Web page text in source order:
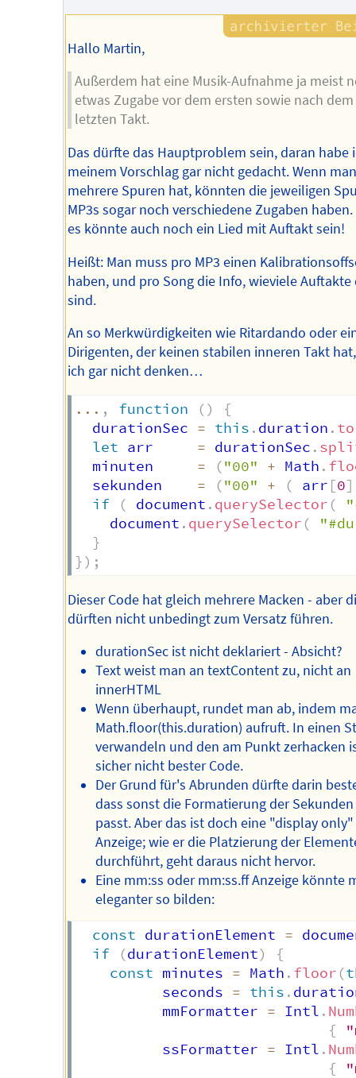
Hallo Martin,
Außerdem hat eine Musik-Aufnahme ja meist
etwas Zugabe vor dem ersten sowie nach dem
letzten Takt.
Das dürfte das Hauptproblem sein, daran habe
meinem Vorschlag gar nicht gedacht. Wenn man
mehrere Spuren hat, könnten die jeweiligen
MP3s sogar noch verschiedene Zugaben
es könnte auch noch ein Lied mit Auftakt sein!
Heißt: Man muss pro MP3 einen
haben, und pro Song die Info, wieviele Auftakte
sind.
An so Merkwürdigkeiten wie Ritardando oder
Dirigenten, der keinen stabilen inneren Takt
ich gar nicht denken…
... , function ()
{
  durationSec
= this . duration .
let arr = durationSec .
  minuten
= ("00" + Math .
  sekunden
= ("00" + ( arr [0]
if
( document . querySelector (
    document
. querySelector (
}
}) ;
Dieser Code hat gleich mehrere Macken - aber
dürften nicht unbedingt zum Versatz führen.
durationSec ist nicht deklariert - Absicht?
Text weist man an textContent zu, nicht an
innerHTML
Wenn überhaupt, rundet man ab, indem
Math.floor(this.duration) aufruft. In einen
verwandeln und den am Punkt zerhacken
sicher nicht bester Code.
Der Grund für's Abrunden dürfte darin
dass sonst die Formatierung der
passt. Aber das ist doch eine "display only"
Anzeige; wie er die Platzierung der
durchführt, geht daraus nicht hervor.
Eine mm:ss oder mm:ss.ff Anzeige könnte
eleganter so bilden:
const durationElement =
if
(durationElement)
{
const minutes = Math . floor (
          seconds
= this .
          mmFormatter
= Intl .
{
          ssFormatter
= Intl .
{